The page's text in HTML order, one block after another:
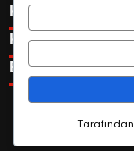
KATEGORİLER
Menü seçimi
sayfasından menü
KISAYOLLAR
Menü seçimi
sayfasından menü
E-BÜLTEN